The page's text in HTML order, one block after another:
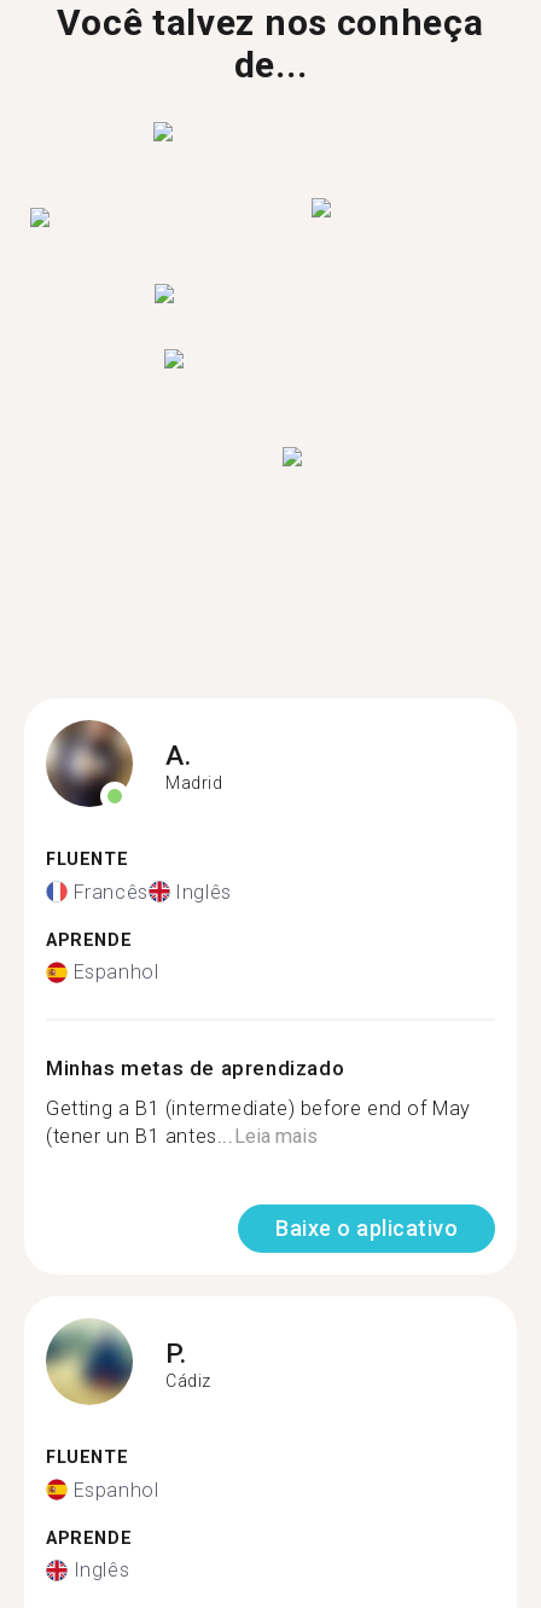
Você talvez nos conheça
de...
A.
Madrid
FLUENTE
Francês Inglês
APRENDE
Espanhol
Minhas metas de aprendizado
Getting a B1 (intermediate) before end of May
(tener un B1 antes...Leia mais
Baixe o aplicativo
P.
Cádiz
FLUENTE
Espanhol
APRENDE
Inglês